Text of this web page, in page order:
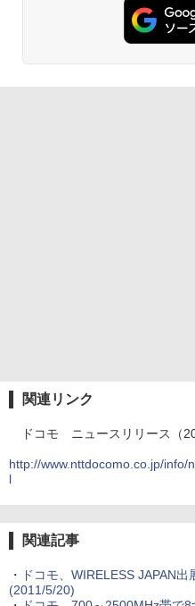
関連リンク
ドコモ ニュースリリース（
http://www.nttdocomo.co.jp/info/
l
関連記事
・
ドコモ、WIRELESS JAPAN
(2011/5/20)